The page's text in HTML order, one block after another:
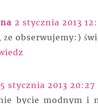
2 stycznia 2013
że obserwujemy:)
5 stycznia 2013 20:27
bycie modnym i